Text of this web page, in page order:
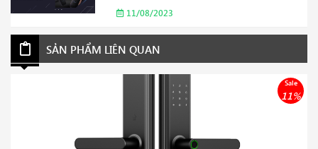
hợp cho gia đình của bạn Năm 2023
11/08/2023
SẢN PHẨM LIÊN QUAN
Sale
11%